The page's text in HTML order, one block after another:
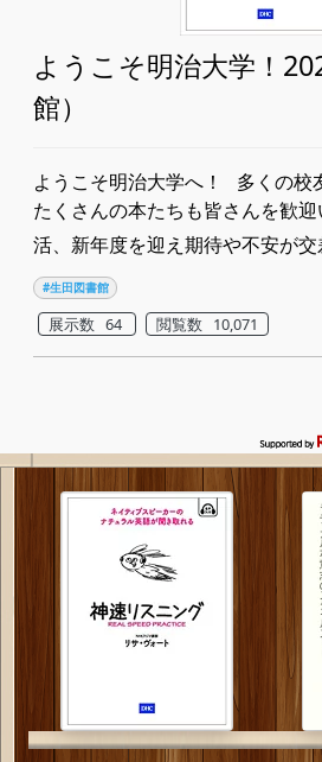
ようこそ明治大学！
館）
ようこそ明治大学へ！ 多くの校
たくさんの本たちも皆さんを歓
活、新年度を迎え期待や不安が
#生田図書館
展示数 64 閲覧数 10,071